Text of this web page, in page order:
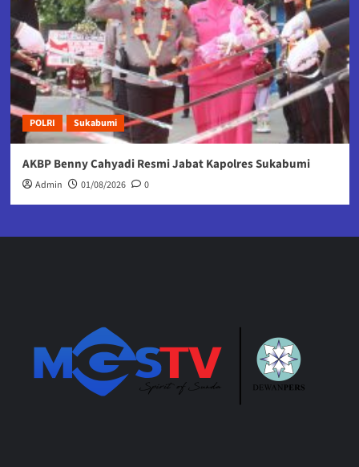
POLRI Sukabumi
AKBP Benny Cahyadi Resmi Jabat Kapolres Sukabumi
Admin 01/08/2026 0